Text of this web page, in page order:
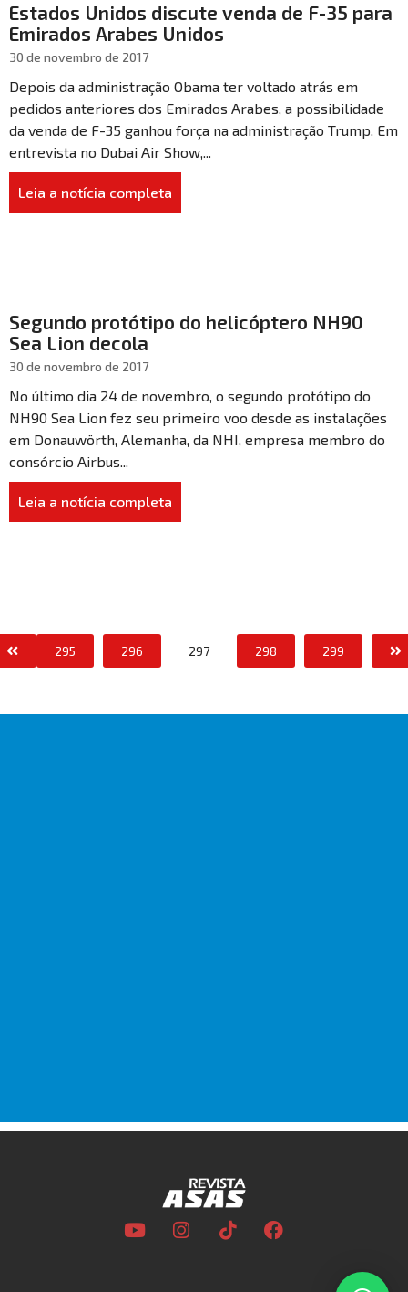
Estados Unidos discute venda de F-35 para
Emirados Arabes Unidos
30 de novembro de 2017
Depois da administração Obama ter voltado atrás em
pedidos anteriores dos Emirados Arabes, a possibilidade
da venda de F-35 ganhou força na administração Trump. Em
entrevista no Dubai Air Show,...
Leia a notícia completa
Segundo protótipo do helicóptero NH90
Sea Lion decola
30 de novembro de 2017
No último dia 24 de novembro, o segundo protótipo do
NH90 Sea Lion fez seu primeiro voo desde as instalações
em Donauwörth, Alemanha, da NHI, empresa membro do
consórcio Airbus...
Leia a notícia completa
295 296 297 298 299